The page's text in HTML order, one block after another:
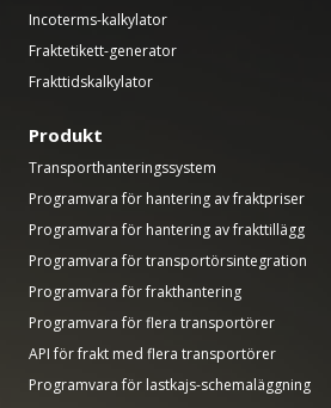
Incoterms-kalkylator
Fraktetikett-generator
Frakttidskalkylator
Produkt
Transporthanteringssystem
Programvara för hantering av fraktpriser
Programvara för hantering av frakttillägg
Programvara för transportörsintegration
Programvara för frakthantering
Programvara för flera transportörer
API för frakt med flera transportörer
Programvara för lastkajs-schemaläggning